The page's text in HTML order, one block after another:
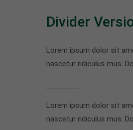
Divider
Lorem ipsum dolor sit
nascetur ridiculus mus.
Lorem ipsum dolor sit
nascetur ridiculus mus.